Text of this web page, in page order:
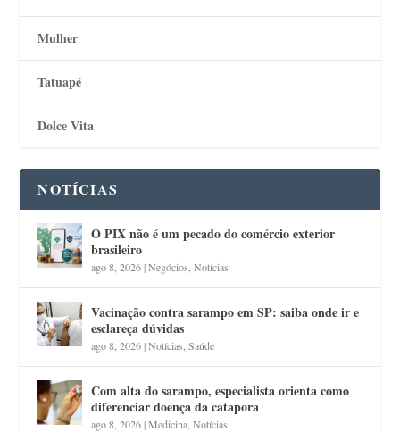
Mulher
Tatuapé
Dolce Vita
NOTÍCIAS
O PIX não é um pecado do comércio exterior
brasileiro
ago 8, 2026|Negócios ,Notícias
Vacinação contra sarampo em SP: saiba onde ir e
esclareça dúvidas
ago 8, 2026|Notícias ,Saúde
Com alta do sarampo, especialista orienta como
diferenciar doença da catapora
ago 8, 2026|Medicina ,Notícias